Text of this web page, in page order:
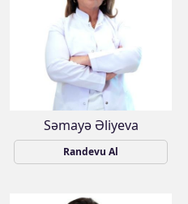
Səmayə Əliyeva
Randevu Al